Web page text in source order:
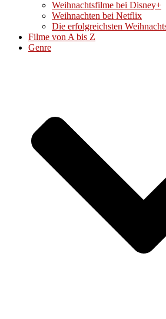
Weihnachtsfilme bei Disney+
Weihnachten bei Netflix
Die erfolgreichsten
Filme von A bis Z
Genre